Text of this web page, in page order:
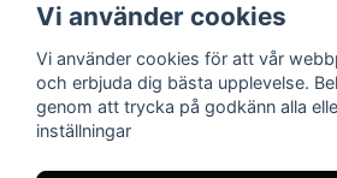
Vi använder cookies
Vi använder cookies för att vår
och erbjuda dig bästa upplevelse.
genom att trycka på godkänn alla
inställningar